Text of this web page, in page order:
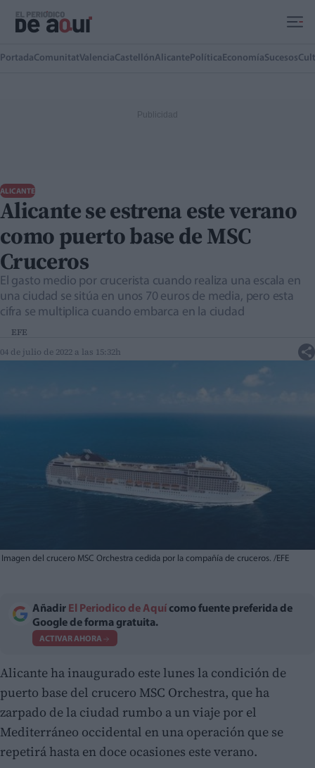
PortadaComunitatValenciaCastellónAlicante Política EconomíaSucesos
ALICANTE
Alicante se estrena este verano
como puerto base de MSC
Cruceros
El gasto medio por crucerista cuando realiza una escala en
una ciudad se sitúa en unos 70 euros de media, pero esta
cifra se multiplica cuando embarca en la ciudad
EFE
04 de julio de 2022 a las 15:32h
Imagen del crucero MSC Orchestra cedida por la compañía de cruceros. /EFE
Añadir El Periodico de Aquí como fuente preferida de
Google de forma gratuita.
ACTIVAR AHORA
Alicante ha inaugurado este lunes la condición de
puerto base del crucero MSC Orchestra, que ha
zarpado de la ciudad rumbo a un viaje por el
Mediterráneo occidental en una operación que se
repetirá hasta en doce ocasiones este verano.